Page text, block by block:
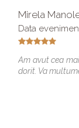
Mirela
Data
Am avut cea
dorit. Va